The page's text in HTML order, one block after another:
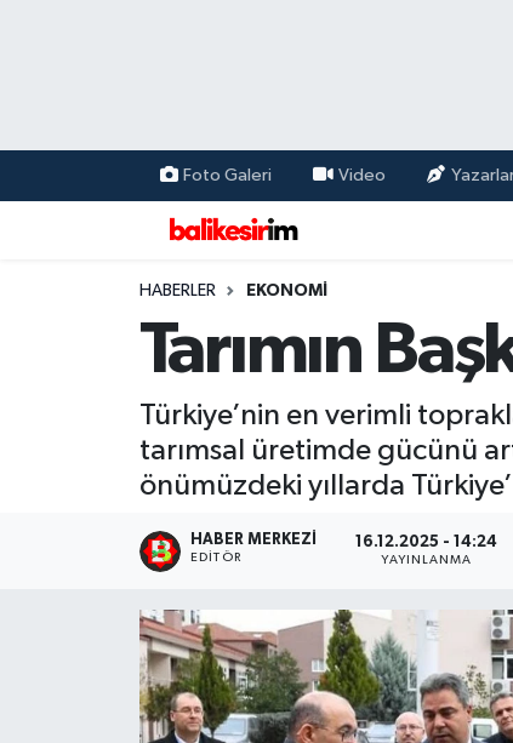
Foto Galeri Video
HABERLER EKONOMİ
Tarımın
Türkiye’nin en verimli
tarımsal üretimde gücünü
önümüzdeki yıllarda
HABER MERKEZI
EDITÖR
16.12.2025 - 14:24
YAYINLANMA